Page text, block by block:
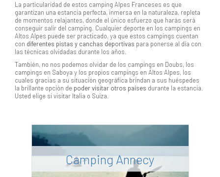
La particularidad de estos camping Alpes Franceses es que
garantizan una estancia perfecta, inmersa en la naturaleza, repleta
de momentos relajantes, donde el único esfuerzo que harás será
conseguir salir del camping. Cualquier deporte en los campings en
Altos Alpes puede ser practicado, ya que estos campings cuentan
con diferentes pistas y canchas deportivas para ponerse al día con
las técnicas olvidadas durante los años.
También, no nos podemos olvidar de los campings en Doubs, los
campings en Saboya y los propios campings en Altos Alpes, los
cuales gracias a su situación geográfica brindan a sus huéspedes
la brillante opción de poder visitar otros países durante la estancia.
Usted elige si visitar Italia o Suiza.
Camping Annecy